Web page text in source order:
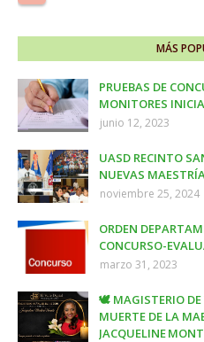
MÁS
PRUEBAS DE
MONITORES
junio 12, 2023
UASD RECINTO
NUEVAS
noviembre 25, 2024
ORDEN
CONCURSO-
marzo 31, 2023
🕊️ MAGISTERIO DE
MUERTE DE LA
JACQUELINE